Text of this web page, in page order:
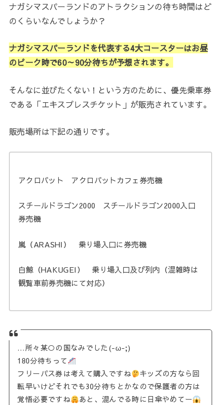
ナガシマスパーランドのアトラクションの待ち時間はど
のくらいなんでしょうか？
ナガシマスパーランドを代表する4大コースターはお昼
のピーク時で60～90分待ちが予想されます。
そんなに並びたくない！という方のために、優先乗車券
である「エキスプレスチケット」が販売されています。
販売場所は下記の通りです。
アクロバット アクロバットカフェ券売機
スチールドラゴン2000 スチールドラゴン2000入口
券売機
嵐（ARASHI） 乗り場入口に券売機
白鯨（HAKUGEI） 乗り場入口及び列内（混雑時は
観覧車前券売機にて対応）
…所々某○の国なみでした(-ω-;)
180分待ちって
フリーパス券は考えて購入ですね
キッズの方なら回
転早いけどそれでも30分待ちとかなので保護者の方は
覚悟必要ですね
あと、混んでる時に日傘やめてー